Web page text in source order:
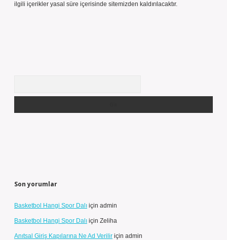
ilgili içerikler yasal süre içerisinde sitemizden kaldırılacaktır.
Son yorumlar
Basketbol Hangi Spor Dalı için admin
Basketbol Hangi Spor Dalı için Zeliha
Anıtsal Giriş Kapılarına Ne Ad Verilir için admin